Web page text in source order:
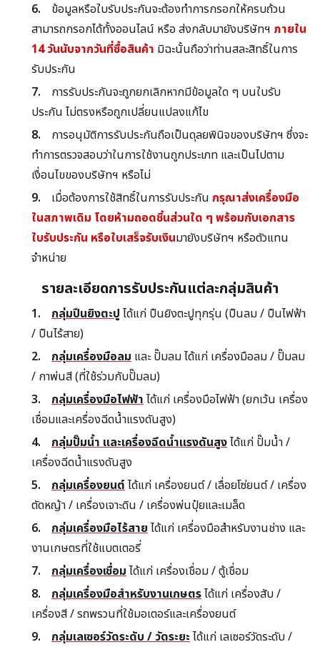
ข้อมูลหรือใบรับประกันจะต้องทำการกรอกให้ครบถ้วน
สามารถกรอกได้ทั้งออนไลน์ หรือ ส่งกลับมายังบริษัทฯ ภายใน
14 วันนับจากวันที่ซื้อสินค้า มิฉะนั้นถือว่าท่านสละสิทธิ์ในการ
รับประกัน
การรับประกันจะถูกยกเลิกหากมีข้อมูลใด ๆ บนใบรับ
ประกัน ไม่ตรงหรือถูกเปลี่ยนแปลงแก้ไข
การอนุมัติการรับประกันถือเป็นดุลยพินิจของบริษัทฯ ซึ่งจะ
ทำการตรวจสอบว่าในการใช้งานถูกประเภท และเป็นไปตาม
เงื่อนไขของบริษัทฯ หรือไม่
เมื่อต้องการใช้สิทธิ์ในการรับประกัน กรุณาส่งเครื่องมือ
ในสภาพเดิม โดยห้ามถอดชิ้นส่วนใด ๆ พร้อมกับเอกสาร
ใบรับประกัน หรือใบเสร็จรับเงินมายังบริษัทฯ หรือตัวแทน
จำหน่าย
รายละเอียดการรับประกันแต่ละกลุ่มสินค้า
กลุ่มปืนยิงตะปู ได้แก่ ปืนยิงตะปูทุกรุ่น (ปืนลม / ปืนไฟฟ้า
/ ปืนไร้สาย)
กลุ่มเครื่องมือลม และ ปั๊มลม ได้แก่ เครื่องมือลม / ปั๊มลม
/ กาพ่นสี (ที่ใช้ร่วมกับปั๊มลม)
กลุ่มเครื่องมือไฟฟ้าได้แก่ เครื่องมือไฟฟ้า (ยกเว้น เครื่อง
เชื่อมและเครื่องฉีดน้ำแรงดันสูง)
กลุ่มปั๊มน้ำ และเครื่องฉีดน้ำแรงดันสูงได้แก่ ปั๊มน้ำ /
เครื่องฉีดน้ำแรงดันสูง
กลุ่มเครื่องยนต์ได้แก่ เครื่องยนต์ / เลื่อยโซ่ยนต์ / เครื่อง
ตัดหญ้า / เครื่องเจาะดิน / เครื่องพ่นปุ๋ยและเมล็ด
กลุ่มเครื่องมือไร้สายได้แก่ เครื่องมือสำหรับงานช่าง และ
งานเกษตรที่ใช้แบตเตอรี่
กลุ่มเครื่องเชื่อมได้แก่ เครื่องเชื่อม / ตู้เชื่อม
กลุ่มเครื่องมือสำหรับงานเกษตรได้แก่ เครื่องสับ /
เครื่องสี / รถพรวนที่ใช้มอเตอร์และเครื่องยนต์
กลุ่มเลเซอร์วัดระดับ / วัดระยะได้แก่ เลเซอร์วัดระดับ /